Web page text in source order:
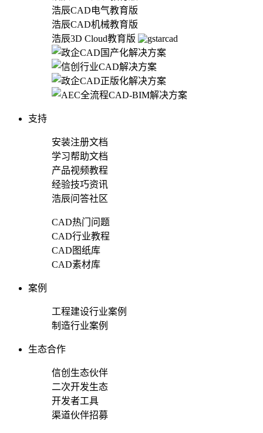
浩辰CAD电气教育版
浩辰CAD机械教育版
浩辰3D Cloud教育版
支持
安装注册文档
学习帮助文档
产品视频教程
经验技巧资讯
浩辰问答社区
CAD热门问题
CAD行业教程
CAD图纸库
CAD素材库
案例
工程建设行业案例
制造行业案例
生态合作
信创生态伙伴
二次开发生态
开发者工具
渠道伙伴招募